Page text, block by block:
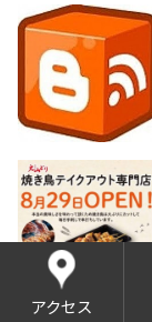
アクセス